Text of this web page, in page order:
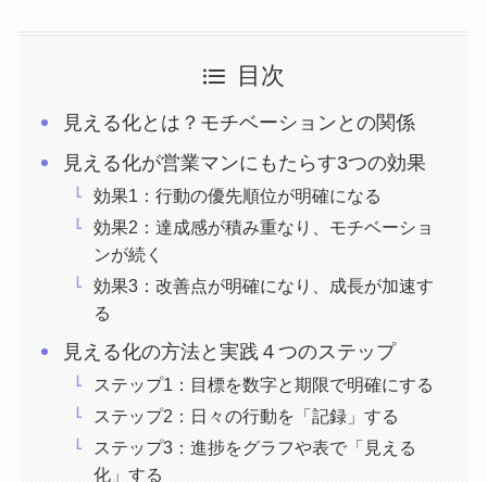
目次
見える化とは？モチベーションとの関係
見える化が営業マンにもたらす3つの効果
効果1：行動の優先順位が明確になる
効果2：達成感が積み重なり、モチベーショ
ンが続く
効果3：改善点が明確になり、成長が加速す
る
見える化の方法と実践４つのステップ
ステップ1：目標を数字と期限で明確にする
ステップ2：日々の行動を「記録」する
ステップ3：進捗をグラフや表で「見える
化」する